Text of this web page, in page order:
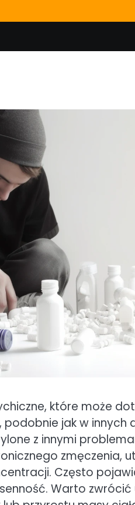
które może
podobnie jak w
z innymi
zmęczenia,
Często
Warto